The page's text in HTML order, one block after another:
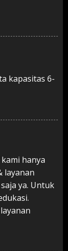
kapasitas 6-
hanya
layanan
ya. Untuk